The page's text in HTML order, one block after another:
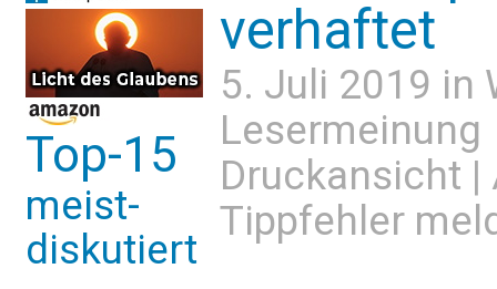
Top-15
meist-
diskutiert
verhaftet
5. Juli 2019 in
Lesermeinung
Druckansicht |
Tippfehler